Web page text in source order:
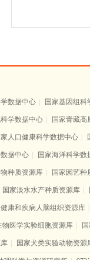
数据中心 国家基因组科
学数据中心 国家青藏高
家人口健康科学数据中心
据中心 国家海洋科学数
种质资源库 国家园艺种
国家淡水水产种质资源库
健康和疾病人脑组织资源库
物医学实验细胞资源库
国家犬类实验动物资源